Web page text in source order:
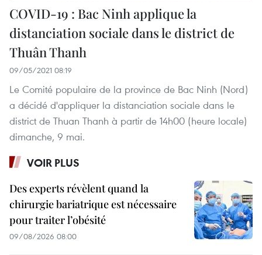
COVID-19 : Bac Ninh applique la
distanciation sociale dans le district de
Thuân Thanh
09/05/2021 08:19
Le Comité populaire de la province de Bac Ninh (Nord)
a décidé d'appliquer la distanciation sociale dans le
district de Thuan Thanh à partir de 14h00 (heure locale)
dimanche, 9 mai.
VOIR PLUS
Des experts révèlent quand la
chirurgie bariatrique est nécessaire
pour traiter l’obésité
09/08/2026 08:00